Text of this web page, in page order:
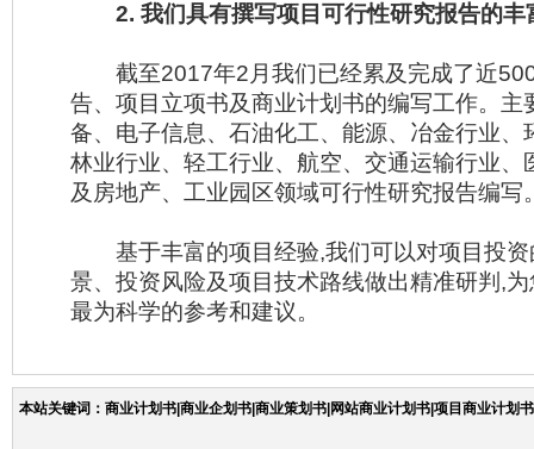
2. 我们具有撰写项目可行性研究报告的丰
截至2017年2月我们已经累及完成了近
告、项目立项书及商业计划书的编写工作。主
备、电子信息、石油化工、能源、冶金行业、
林业行业、轻工行业、航空、交通运输行业、
及房地产、工业园区领域可行性研究报告编写
基于丰富的项目经验,我们可以对项目投资
景、投资风险及项目技术路线做出精准研判,
最为科学的参考和建议。
本站关键词：商业计划书|商业企划书|商业策划书|网站商业计划书|项目商业计